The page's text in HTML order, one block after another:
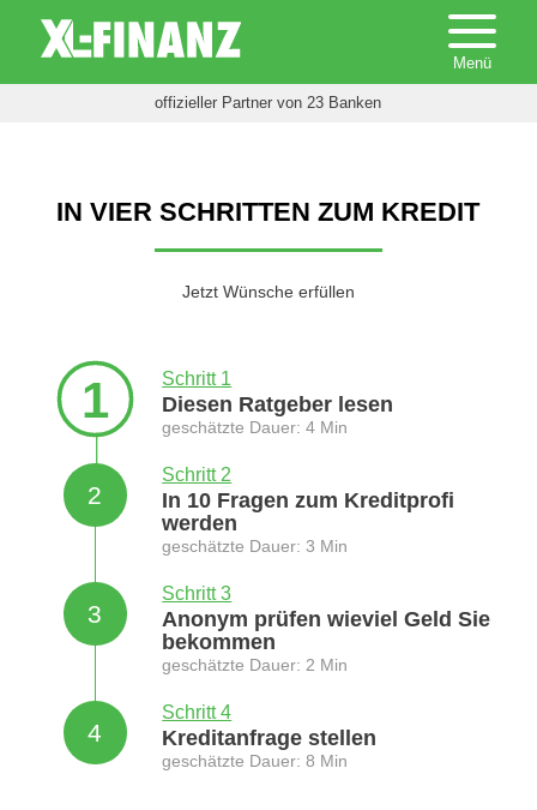
offizieller Partner von 23 Banken
IN VIER SCHRITTEN ZUM KREDIT
Jetzt Wünsche erfüllen
1 Schritt 1
Diesen Ratgeber lesen
geschätzte Dauer: 4 Min
2
Schritt 2
In 10 Fragen zum Kreditprofi
werden
geschätzte Dauer: 3 Min
3
Schritt 3
Anonym prüfen wieviel Geld Sie
bekommen
geschätzte Dauer: 2 Min
4
Schritt 4
Kreditanfrage stellen
geschätzte Dauer: 8 Min